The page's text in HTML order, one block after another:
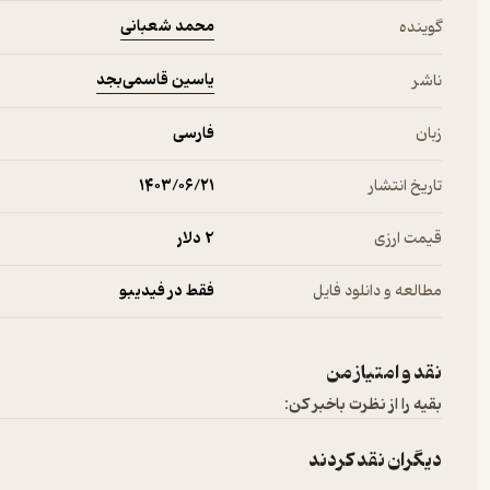
گوینده محمد شعبانی
ناشر یاسین قاسمی‌بجد
زبان فارسی
تاریخ انتشار ۱۴۰۳/۰۶/۲۱
قیمت ارزی 2 دلار
مطالعه و دانلود فایل فقط در فیدیبو
نقد و امتیاز من
بقیه را از نظرت باخبر کن:
دیگران نقد کردند